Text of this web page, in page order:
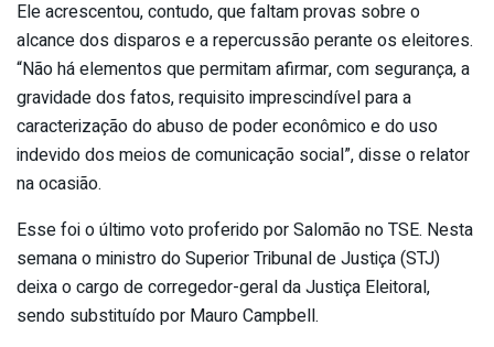
Ele acrescentou, contudo, que faltam provas sobre o
alcance dos disparos e a repercussão perante os eleitores.
“Não há elementos que permitam afirmar, com segurança, a
gravidade dos fatos, requisito imprescindível para a
caracterização do abuso de poder econômico e do uso
indevido dos meios de comunicação social”, disse o relator
na ocasião.
Esse foi o último voto proferido por Salomão no TSE. Nesta
semana o ministro do Superior Tribunal de Justiça (STJ)
deixa o cargo de corregedor-geral da Justiça Eleitoral,
sendo substituído por Mauro Campbell.